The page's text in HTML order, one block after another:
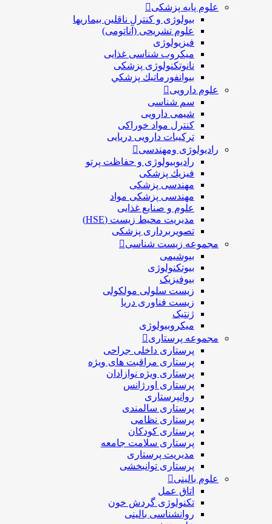
علوم پایه پزشکی
بیولوژی و کنترل ناقلین بیماریها
علوم تشریحی (آناتومی)
فیزیولوژی
ميكروب شناسی غذایی
نانوتکنولوژی پزشکی
بيوانفورماتيك پزشكي
علوم دارویی
سم شناسی
شیمی دارویی
کنترل مواد خوراکی
ترکیبات دارویی دریایی
رادیولوژی ومهندسی
رادیوبیولوژی و حفاظت پرتو
فيزيك پزشکی
مهندسی پزشکی
مهندسی پزشکی مواد
علوم و صنايع غذایی
مدیریت محیط زیست (HSE)
تصویربرداری پزشکی
مجموعه زیست شناسی
بیوشیمی
بیوتکنولوژی
بیوفیزیک
زیست سلولی مولکولی
زیست فناوری دریا
ژنتیک
میکروبیولوژی
مجموعه پرستاری
پرستاری داخلی جراحی
پرستاری مراقبت های ويژه
پرستاری ويژه نوازادان
پرستاری اورژانس
روانپرستاری
پرستاری سالمندی
پرستاری نظامی
پرستاری کودکان
پرستاری سلامت جامعه
مدیریت پرستاری
پرستاری توانبخشی
علوم بالینی
اتاق عمل
تکنولوژی گردش خون
روانشناسی بالینی